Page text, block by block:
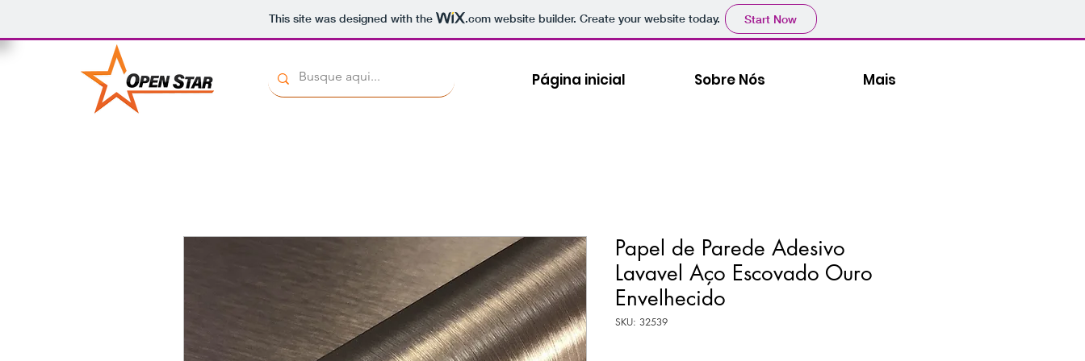
This site was designed with the .comwebsite builder. Create your website today. Start Now
Página inicial Sobre Nós Mais
Papel de Parede Adesivo
Lavavel Aço Escovado Ouro
Envelhecido
SKU: 32539